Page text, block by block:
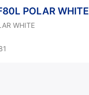
POLAR WHITE
WHITE